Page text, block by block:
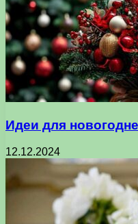
Идеи для
12.12.2024